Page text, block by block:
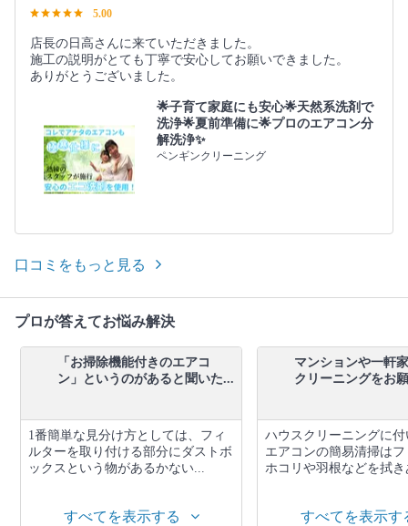
5.00
店長の日高さんに来ていただきました。
施工の説明がとても丁寧で安心してお願いできました。
ありがとうございました。
🌟子育て家庭にも安心🌟天然系洗剤で
洗浄🌟夏前準備に🌟プロのエアコン分
解洗浄✨
ペンギンクリーニング
口コミをもっと見る
プロが答えてお悩み解決
「お掃除機能付きのエアコ
ン」というのがあると聞いた...
1番簡単な見分け方としては、フィ
ルターを取り付ける部分にダストボ
ックスという物があるかない...
すべてを表示する
マンションや一軒
クリーニングをお
ハウスクリーニングに
エアコンの簡易清掃は
ホコリや羽根などを拭
すべてを表示す